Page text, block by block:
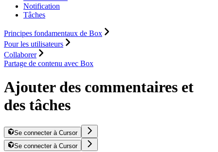
Notification
Tâches
Principes fondamentaux de Box
Pour les utilisateurs
Collaborer
Partage de contenu avec Box
Ajouter des commentaires et
des tâches
Se connecter à Cursor
Se connecter à Cursor